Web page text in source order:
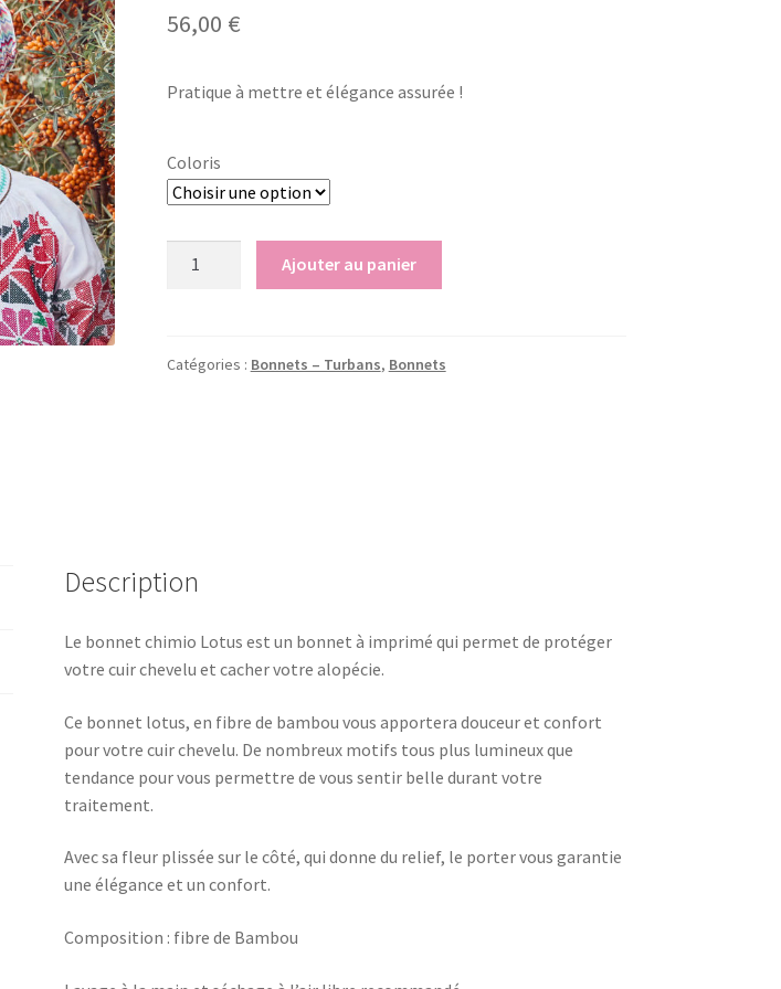
56,00 €
Pratique à mettre et élégance assurée !
Coloris
Lotus
Ajouter au panier
Catégories : Bonnets – Turbans, Bonnets
Description
Le bonnet chimio Lotus est un bonnet à imprimé qui permet de protéger
votre cuir chevelu et cacher votre alopécie.
Ce bonnet lotus, en fibre de bambou vous apportera douceur et confort
pour votre cuir chevelu. De nombreux motifs tous plus lumineux que
tendance pour vous permettre de vous sentir belle durant votre
traitement.
Avec sa fleur plissée sur le côté, qui donne du relief, le porter vous garantie
une élégance et un confort.
Composition : fibre de Bambou